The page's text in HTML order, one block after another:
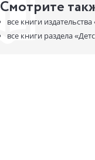
Смотрите
все книги издательства
все книги раздела